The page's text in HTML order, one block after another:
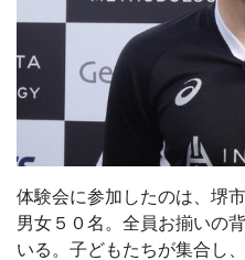
体験会に参加したのは、堺
男女５０名。全員お揃いの
いる。子どもたちが集合し